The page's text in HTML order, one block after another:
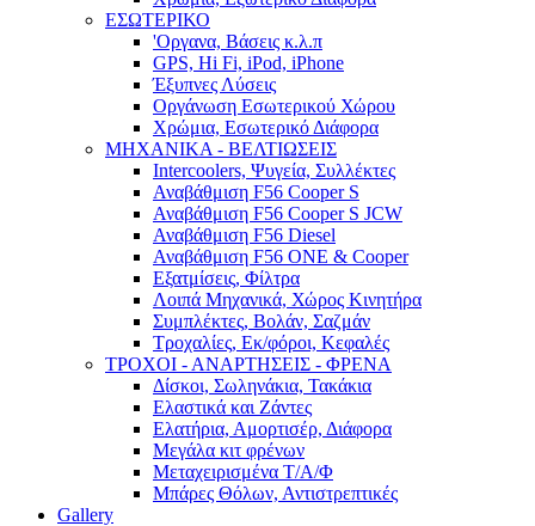
ΕΣΩΤΕΡΙΚΟ
'Οργανα, Βάσεις κ.λ.π
GPS, Hi Fi, iPod, iPhone
Έξυπνες Λύσεις
Οργάνωση Εσωτερικού Χώρου
Χρώμια, Εσωτερικό Διάφορα
ΜΗΧΑΝΙΚΑ - ΒΕΛΤΙΩΣΕΙΣ
Intercoolers, Ψυγεία, Συλλέκτες
Αναβάθμιση F56 Cooper S
Αναβάθμιση F56 Cooper S JCW
Αναβάθμιση F56 Diesel
Αναβάθμιση F56 ONE & Cooper
Εξατμίσεις, Φίλτρα
Λοιπά Μηχανικά, Χώρος Κινητήρα
Συμπλέκτες, Βολάν, Σαζμάν
Τροχαλίες, Εκ/φόροι, Κεφαλές
ΤΡΟΧΟΙ - ΑΝΑΡΤΗΣΕΙΣ - ΦΡΕΝΑ
Δίσκοι, Σωληνάκια, Τακάκια
Ελαστικά και Ζάντες
Ελατήρια, Αμορτισέρ, Διάφορα
Μεγάλα κιτ φρένων
Μεταχειρισμένα Τ/Α/Φ
Μπάρες Θόλων, Αντιστρεπτικές
Gallery